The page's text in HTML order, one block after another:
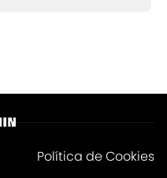
Política de Cookies